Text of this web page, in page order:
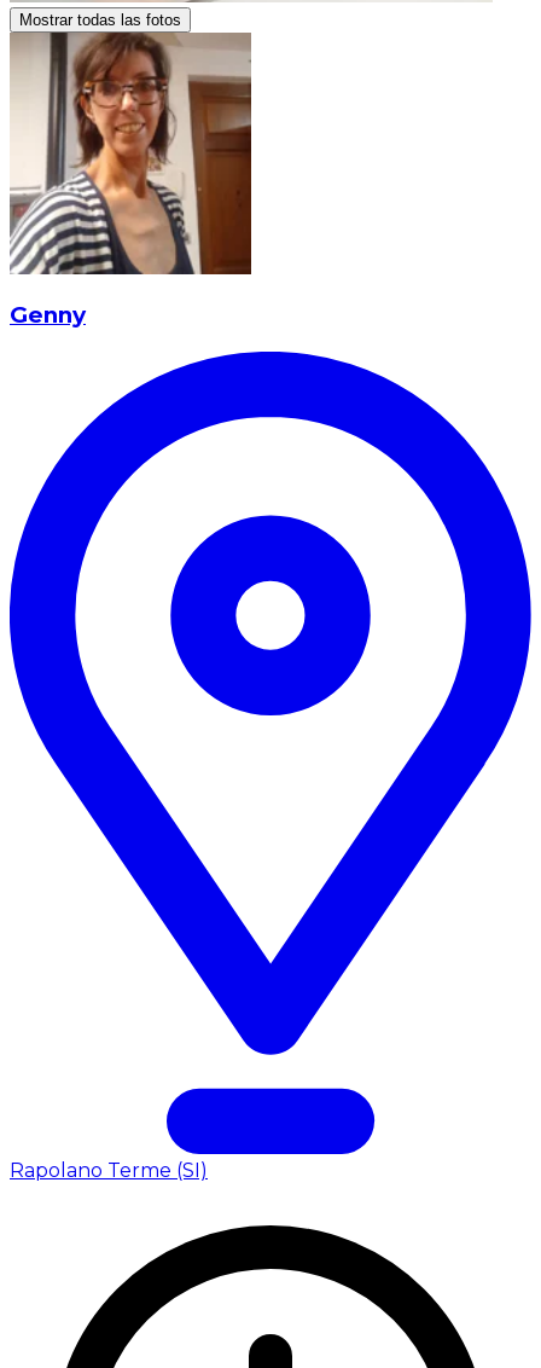
Mostrar todas las fotos
Genny
Rapolano Terme (SI)